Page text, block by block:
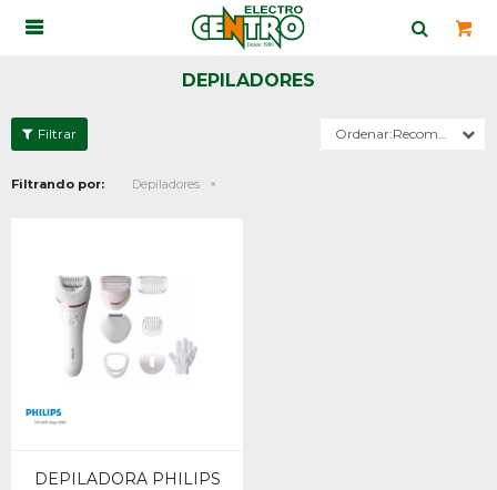

DEPILADORES
Recomendados
Filtrando por: Depiladores
DEPILADORA PHILIPS